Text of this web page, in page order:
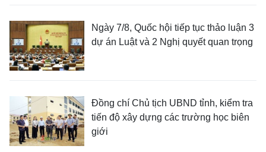
Ngày 7/8, Quốc hội tiếp tục thảo luận 3
dự án Luật và 2 Nghị quyết quan trọng
Đồng chí Chủ tịch UBND tỉnh, kiểm tra
tiến độ xây dựng các trường học biên
giới